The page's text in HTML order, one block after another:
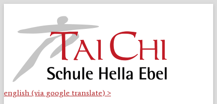
springen
english (via google translate) >